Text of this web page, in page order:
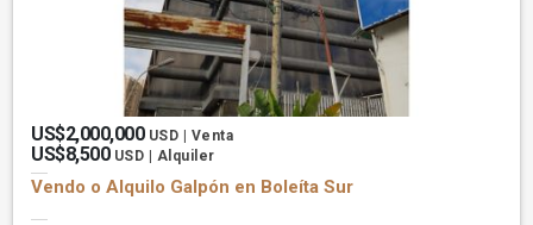
US$2,000,000 USD | Venta
US$8,500 USD | Alquiler
Vendo o Alquilo Galpón en Boleíta Sur